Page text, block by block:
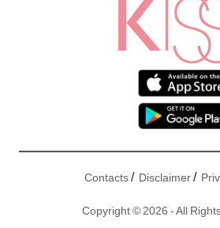
Contacts/ Disclaimer/
Copyright © 2026 - All